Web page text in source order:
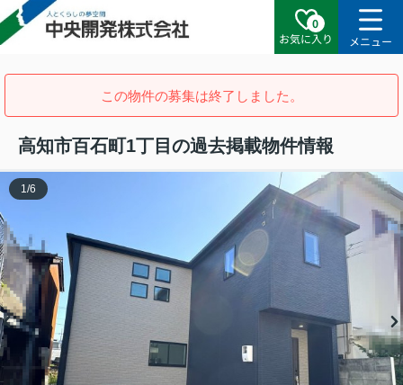
0
お気に入り
メニュー
この物件の募集は終了しました。
高知市百石町1丁目の過去掲載物件情報
1 /6